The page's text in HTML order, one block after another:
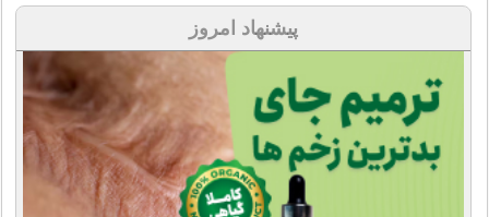
پیشنهاد امروز